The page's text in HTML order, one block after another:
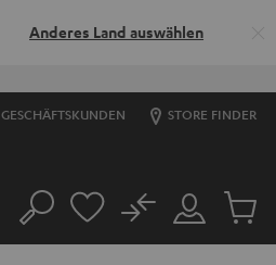
Anderes Land auswählen
GESCHÄFTSKUNDEN STORE FINDER
Suche
Mein
Konto
No
Artikel